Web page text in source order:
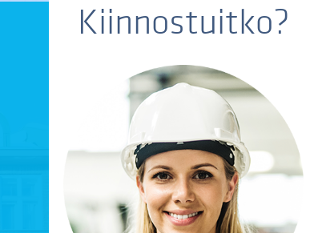
Kiinnostuitko?